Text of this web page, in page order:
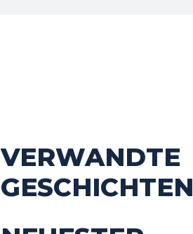
VERWANDTE
GESCHICHTEN